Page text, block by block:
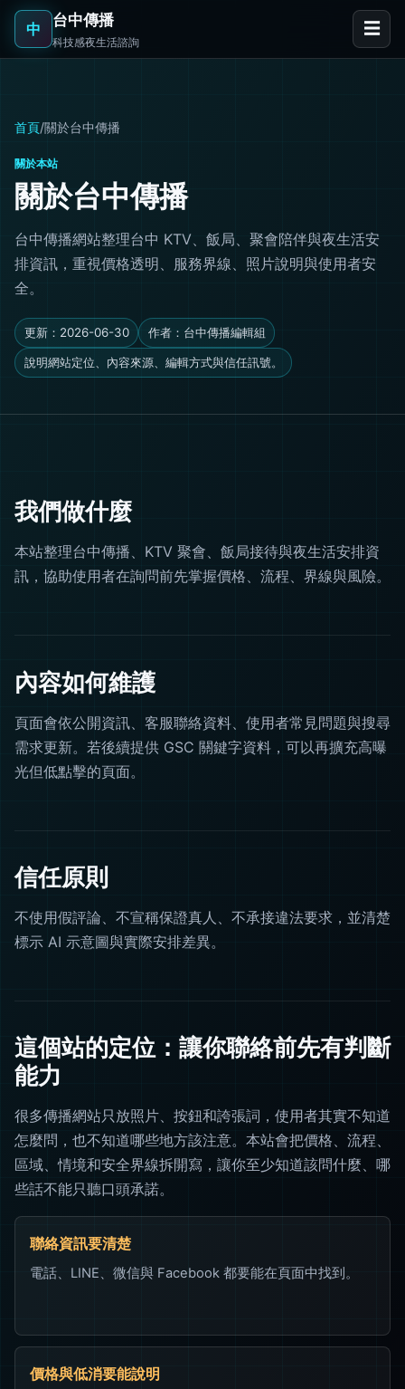
中 台中傳播
科技感夜生活諮詢
☰
首頁/關於台中傳播
關於本站
關於台中傳播
台中傳播網站整理台中 KTV、飯局、聚會陪伴與夜生活安
排資訊，重視價格透明、服務界線、照片說明與使用者安
全。
更新：2026-06-30 作者：台中傳播編輯組
說明網站定位、內容來源、編輯方式與信任訊號。
我們做什麼
本站整理台中傳播、KTV 聚會、飯局接待與夜生活安排資
訊，協助使用者在詢問前先掌握價格、流程、界線與風險。
內容如何維護
頁面會依公開資訊、客服聯絡資料、使用者常見問題與搜尋
需求更新。若後續提供 GSC 關鍵字資料，可以再擴充高曝
光但低點擊的頁面。
信任原則
不使用假評論、不宣稱保證真人、不承接違法要求，並清楚
標示 AI 示意圖與實際安排差異。
這個站的定位：讓你聯絡前先有判斷
能力
很多傳播網站只放照片、按鈕和誇張詞，使用者其實不知道
怎麼問，也不知道哪些地方該注意。本站會把價格、流程、
區域、情境和安全界線拆開寫，讓你至少知道該問什麼、哪
些話不能只聽口頭承諾。
聯絡資訊要清楚
電話、LINE、微信與 Facebook 都要能在頁面中找到。
價格與低消要能說明